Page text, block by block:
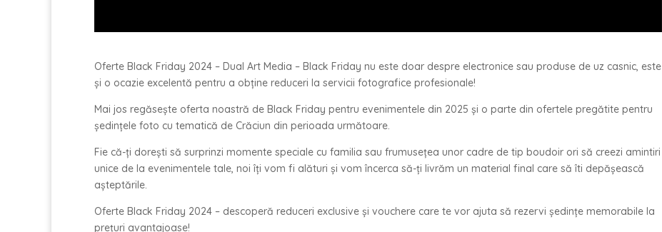
Oferte Black Friday 2024 – Dual Art Media – Black Friday nu este doar despre electronice sau produse de uz casnic, este
și o ocazie excelentă pentru a obține reduceri la servicii fotografice profesionale!
Mai jos regăsește oferta noastră de Black Friday pentru evenimentele din 2025 și o parte din ofertele pregătite pentru
ședințele foto cu tematică de Crăciun din perioada următoare.
Fie că-ți dorești să surprinzi momente speciale cu familia sau frumusețea unor cadre de tip boudoir ori să creezi amintiri
unice de la evenimentele tale, noi îți vom fi alături și vom încerca să-ți livrăm un material final care să îti depășească
așteptările.
Oferte Black Friday 2024 – descoperă reduceri exclusive și vouchere care te vor ajuta să rezervi ședințe memorabile la
prețuri avantajoase!